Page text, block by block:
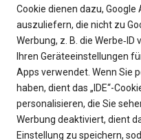
Cookie dienen dazu,
auszuliefern, die nicht zu
Werbung, z. B. die
Ihren Geräteeinstellungen
Apps verwendet. Wenn Sie
haben, dient das „IDE“-
personalisieren, die Sie
Werbung deaktiviert, dient
Einstellung zu speichern,